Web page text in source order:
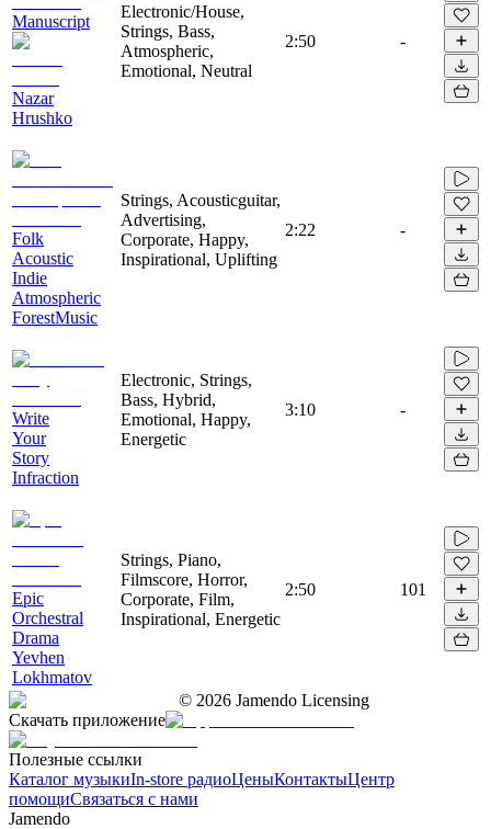
Manuscript
Nazar
Hrushko
Electronic/House,
Strings, Bass,
Atmospheric,
Emotional, Neutral
2:50 -
Folk
Acoustic
Indie
Atmospheric
ForestMusic
Strings, Acousticguitar,
Advertising,
Corporate, Happy,
Inspirational, Uplifting
2:22 -
Write
Your
Story
Infraction
Electronic, Strings,
Bass, Hybrid,
Emotional, Happy,
Energetic
3:10 -
Epic
Orchestral
Drama
Yevhen
Lokhmatov
Strings, Piano,
Filmscore, Horror,
Corporate, Film,
Inspirational, Energetic
2:50 101
© 2026 Jamendo Licensing
Скачать приложение
Полезные ссылки
Каталог музыкиIn-store радиоЦеныКонтактыЦентр
помощиСвязаться с нами
Jamendo